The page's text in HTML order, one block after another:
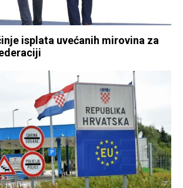
isplata uvećanih mirovina za